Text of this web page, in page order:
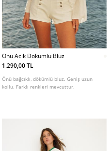
Onu Acık Dokumlu Bluz
1.290,00 TL
Önü bağcıklı, dökümlü bluz. Geniş uzun
kollu. Farklı renkleri mevcuttur.